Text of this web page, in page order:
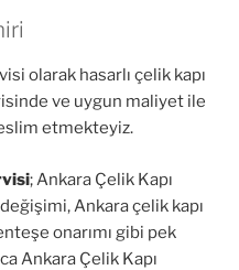
olarak hasarlı çelik kapı
ve uygun maliyet ile
etmekteyiz.
; Ankara Çelik Kapı
Ankara çelik kapı
onarımı gibi pek
Ankara Çelik Kapı